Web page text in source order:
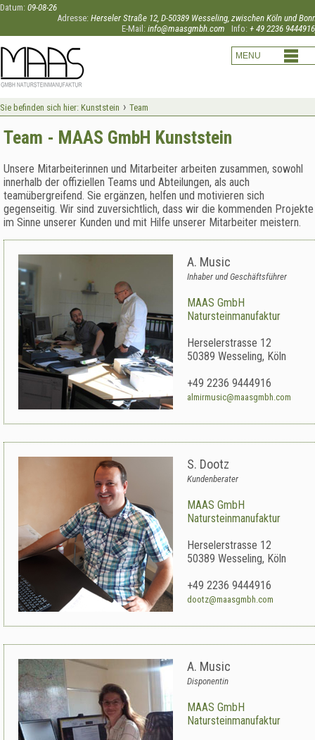
Datum: 09-08-26
Adresse: Herseler Straße 12, D-50389 Wesseling, zwischen Köln und
Info: + 49 2236 9444916
E-Mail: info@maasgmbh.com
Sie befinden sich hier: Kunststein › Team
Team - MAAS GmbH Kunststein
Unsere Mitarbeiterinnen und Mitarbeiter arbeiten zusammen, sowohl
innerhalb der offiziellen Teams und Abteilungen, als auch
teamübergreifend. Sie ergänzen, helfen und motivieren sich
gegenseitig. Wir sind zuversichtlich, dass wir die kommenden Projekte
im Sinne unserer Kunden und mit Hilfe unserer Mitarbeiter meistern.
A. Music
Inhaber und Geschäftsführer
MAAS GmbH
Natursteinmanufaktur
Herselerstrasse 12
50389 Wesseling, Köln
+49 2236 9444916
almirmusic@maasgmbh.com
S. Dootz
Kundenberater
MAAS GmbH
Natursteinmanufaktur
Herselerstrasse 12
50389 Wesseling, Köln
+49 2236 9444916
dootz@maasgmbh.com
A. Music
Disponentin
MAAS GmbH
Natursteinmanufaktur